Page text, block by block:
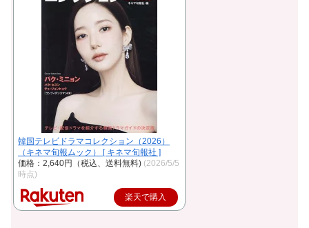
韓国テレビドラマコレクション（2026）
（キネマ旬報ムック） [ キネマ旬報社 ]
価格：2,640円（税込、送料無料) (2026/5/5
時点)
楽天で購入